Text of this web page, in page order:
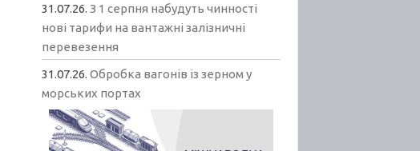
31.07.26.З 1 серпня набудуть чинності
нові тарифи на вантажні залізничні
перевезення
31.07.26.Обробка вагонів із зерном у
морських портах